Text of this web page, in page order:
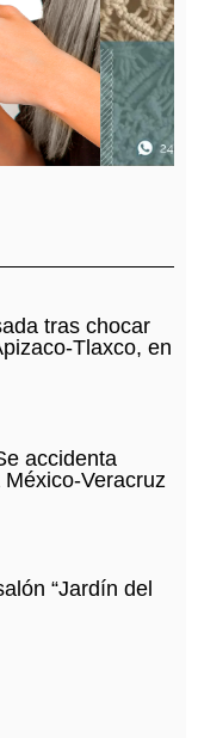
tras chocar
Tlaxco, en
accidenta
Veracruz
“Jardín del